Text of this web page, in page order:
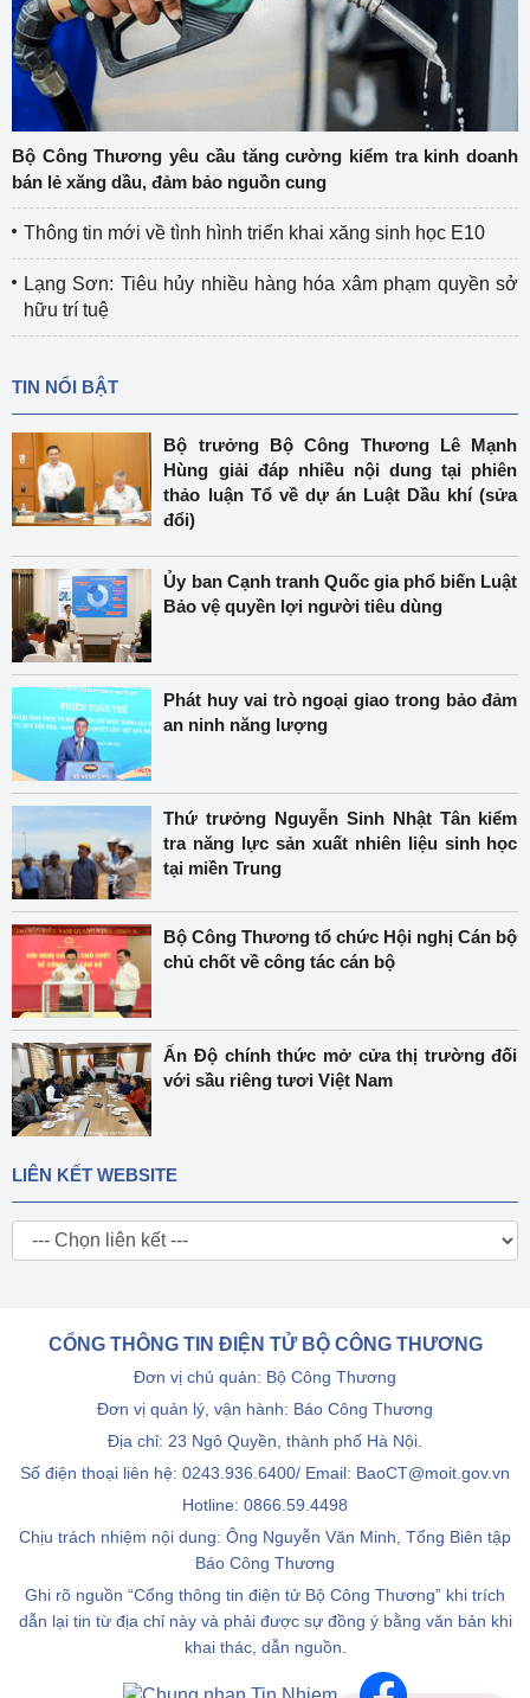
Bộ Công Thương yêu cầu tăng cường kiểm tra kinh doanh
bán lẻ xăng dầu, đảm bảo nguồn cung
Thông tin mới về tình hình triển khai xăng sinh học E10
Lạng Sơn: Tiêu hủy nhiều hàng hóa xâm phạm quyền sở
hữu trí tuệ
TIN NỔI BẬT
Bộ trưởng Bộ Công Thương Lê Mạnh
Hùng giải đáp nhiều nội dung tại phiên
thảo luận Tổ về dự án Luật Dầu khí (sửa
đổi)
Ủy ban Cạnh tranh Quốc gia phổ biến Luật
Bảo vệ quyền lợi người tiêu dùng
Phát huy vai trò ngoại giao trong bảo đảm
an ninh năng lượng
Thứ trưởng Nguyễn Sinh Nhật Tân kiểm
tra năng lực sản xuất nhiên liệu sinh học
tại miền Trung
Bộ Công Thương tổ chức Hội nghị Cán bộ
chủ chốt về công tác cán bộ
Ấn Độ chính thức mở cửa thị trường đối
với sầu riêng tươi Việt Nam
LIÊN KẾT WEBSITE
CỔNG THÔNG TIN ĐIỆN TỬ BỘ CÔNG THƯƠNG
Đơn vị chủ quản: Bộ Công Thương
Đơn vị quản lý, vận hành: Báo Công Thương
Địa chỉ: 23 Ngô Quyền, thành phố Hà Nội.
Số điện thoại liên hệ: 0243.936.6400/ Email: BaoCT@moit.gov.vn
Hotline: 0866.59.4498
Chịu trách nhiệm nội dung: Ông Nguyễn Văn Minh, Tổng Biên tập
Báo Công Thương
Ghi rõ nguồn “Cổng thông tin điện tử Bộ Công Thương” khi trích
dẫn lại tin từ địa chỉ này và phải được sự đồng ý bằng văn bản khi
khai thác, dẫn nguồn.